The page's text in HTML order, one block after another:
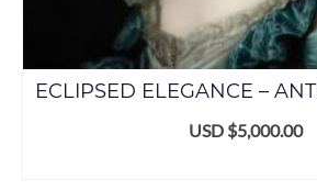
ECLIPSED ELEGANCE –
USD $5,000.00